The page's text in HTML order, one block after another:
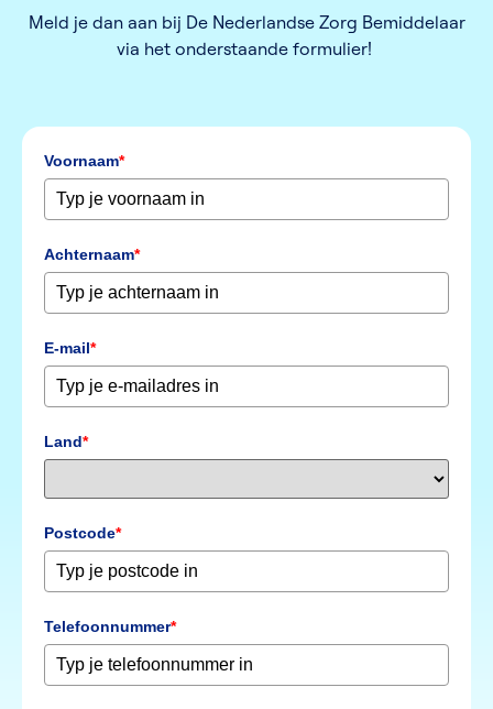
Meld je dan aan bij De Nederlandse Zorg Bemiddelaar
via het onderstaande formulier!
Voornaam*
Achternaam*
E-mail*
Land*
Postcode*
Telefoonnummer*